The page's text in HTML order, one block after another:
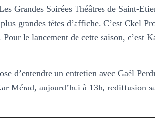
Grandes Soirées Théâtres de Saint-
grandes têtes d’affiche. C’est Ckel
Pour le lancement de cette saison, c’est
d’entendre un entretien avec Gaël
Mérad, aujourd’hui à 13h, rediffusion